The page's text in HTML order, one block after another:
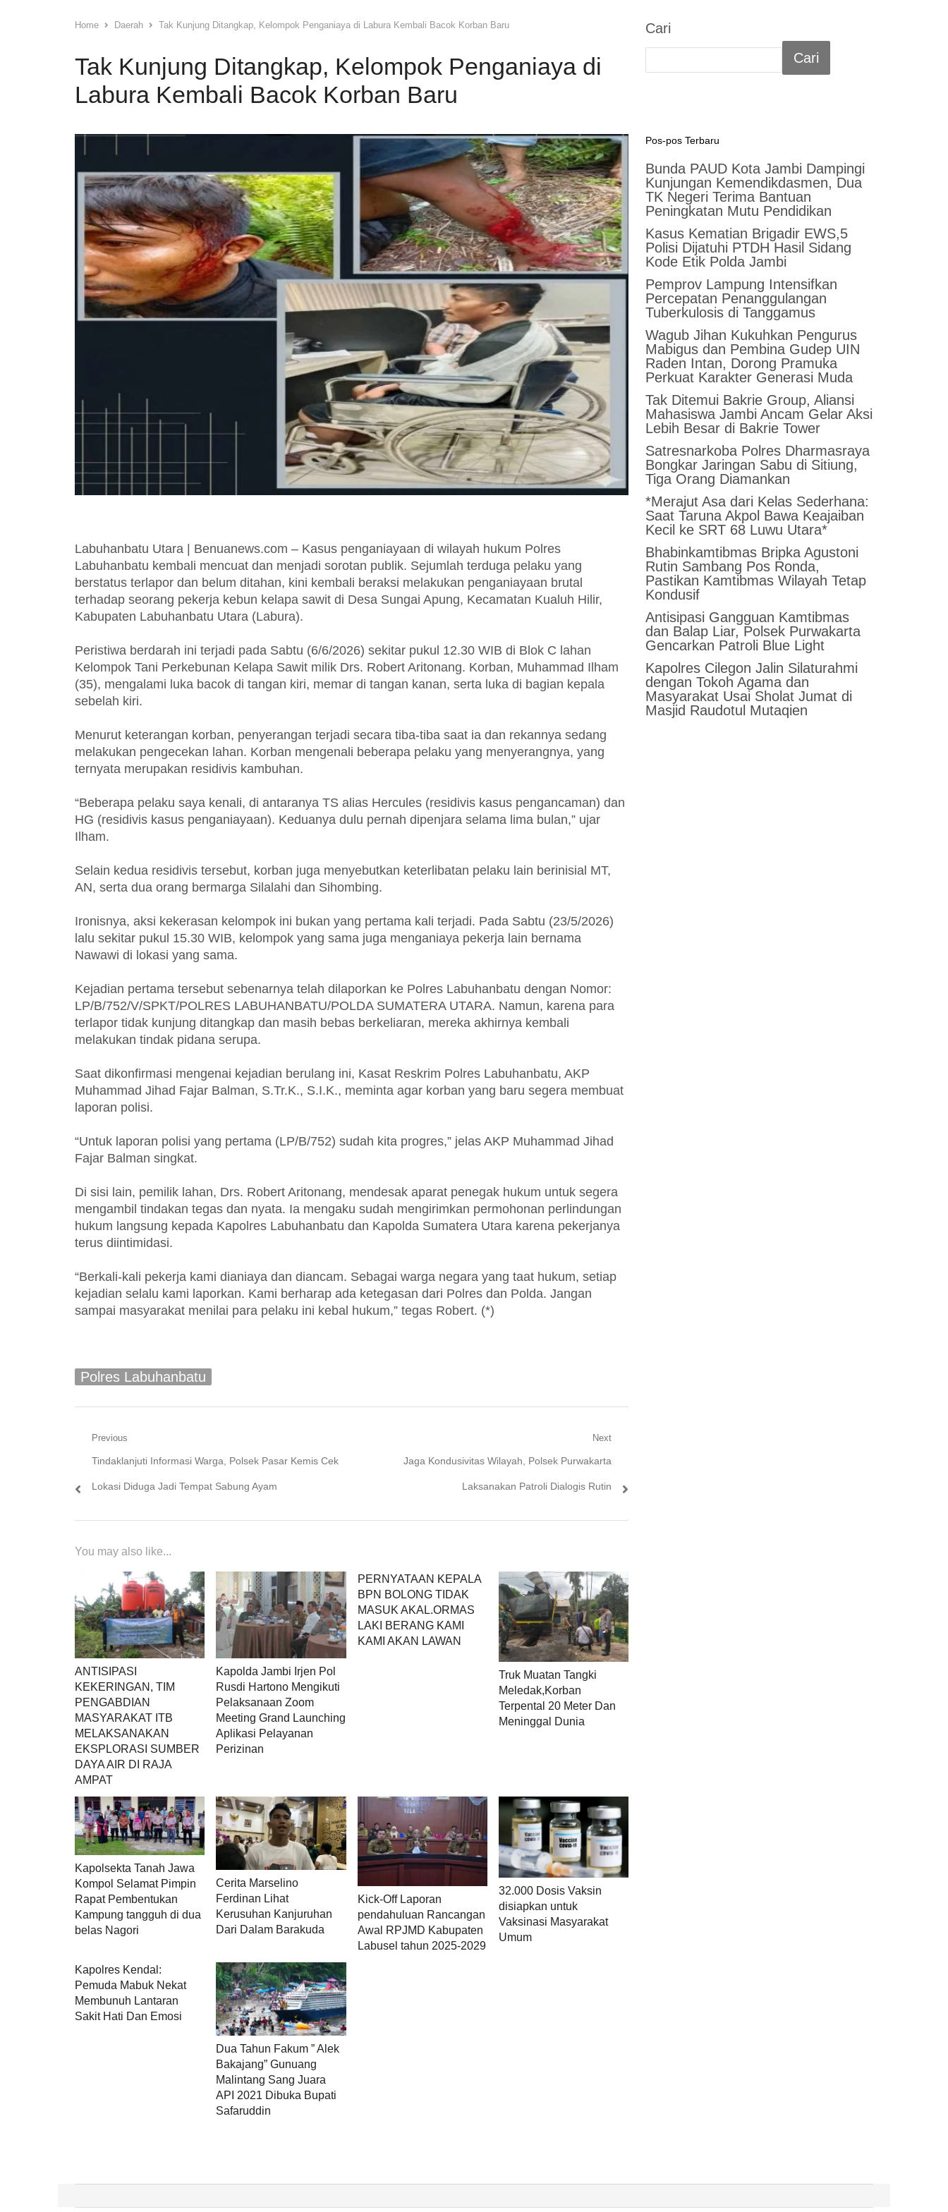
Home Daerah Tak Kunjung Ditangkap, Kelompok Penganiaya di Labura Kembali Bacok Korban Baru
Tak Kunjung Ditangkap, Kelompok Penganiaya di
Labura Kembali Bacok Korban Baru
Labuhanbatu Utara | Benuanews.com – Kasus penganiayaan di wilayah hukum Polres
Labuhanbatu kembali mencuat dan menjadi sorotan publik. Sejumlah terduga pelaku yang
berstatus terlapor dan belum ditahan, kini kembali beraksi melakukan penganiayaan brutal
terhadap seorang pekerja kebun kelapa sawit di Desa Sungai Apung, Kecamatan Kualuh Hilir,
Kabupaten Labuhanbatu Utara (Labura).
Peristiwa berdarah ini terjadi pada Sabtu (6/6/2026) sekitar pukul 12.30 WIB di Blok C lahan
Kelompok Tani Perkebunan Kelapa Sawit milik Drs. Robert Aritonang. Korban, Muhammad Ilham
(35), mengalami luka bacok di tangan kiri, memar di tangan kanan, serta luka di bagian kepala
sebelah kiri.
Menurut keterangan korban, penyerangan terjadi secara tiba-tiba saat ia dan rekannya sedang
melakukan pengecekan lahan. Korban mengenali beberapa pelaku yang menyerangnya, yang
ternyata merupakan residivis kambuhan.
“Beberapa pelaku saya kenali, di antaranya TS alias Hercules (residivis kasus pengancaman) dan
HG (residivis kasus penganiayaan). Keduanya dulu pernah dipenjara selama lima bulan,” ujar
Ilham.
Selain kedua residivis tersebut, korban juga menyebutkan keterlibatan pelaku lain berinisial MT,
AN, serta dua orang bermarga Silalahi dan Sihombing.
Ironisnya, aksi kekerasan kelompok ini bukan yang pertama kali terjadi. Pada Sabtu (23/5/2026)
lalu sekitar pukul 15.30 WIB, kelompok yang sama juga menganiaya pekerja lain bernama
Nawawi di lokasi yang sama.
Kejadian pertama tersebut sebenarnya telah dilaporkan ke Polres Labuhanbatu dengan Nomor:
LP/B/752/V/SPKT/POLRES LABUHANBATU/POLDA SUMATERA UTARA. Namun, karena para
terlapor tidak kunjung ditangkap dan masih bebas berkeliaran, mereka akhirnya kembali
melakukan tindak pidana serupa.
Saat dikonfirmasi mengenai kejadian berulang ini, Kasat Reskrim Polres Labuhanbatu, AKP
Muhammad Jihad Fajar Balman, S.Tr.K., S.I.K., meminta agar korban yang baru segera membuat
laporan polisi.
“Untuk laporan polisi yang pertama (LP/B/752) sudah kita progres,” jelas AKP Muhammad Jihad
Fajar Balman singkat.
Di sisi lain, pemilik lahan, Drs. Robert Aritonang, mendesak aparat penegak hukum untuk segera
mengambil tindakan tegas dan nyata. Ia mengaku sudah mengirimkan permohonan perlindungan
hukum langsung kepada Kapolres Labuhanbatu dan Kapolda Sumatera Utara karena pekerjanya
terus diintimidasi.
“Berkali-kali pekerja kami dianiaya dan diancam. Sebagai warga negara yang taat hukum, setiap
kejadian selalu kami laporkan. Kami berharap ada ketegasan dari Polres dan Polda. Jangan
sampai masyarakat menilai para pelaku ini kebal hukum,” tegas Robert. (*)
Polres Labuhanbatu
Navigasi
pos
Previous
Previous
post:
Tindaklanjuti Informasi Warga, Polsek Pasar Kemis Cek
Lokasi Diduga Jadi Tempat Sabung Ayam
Next
Next
Jaga Kondusivitas Wilayah, Polsek Purwakarta
Laksanakan Patroli Dialogis Rutin
You may also like...
ANTISIPASI
KEKERINGAN, TIM
PENGABDIAN
MASYARAKAT ITB
MELAKSANAKAN
EKSPLORASI SUMBER
DAYA AIR DI RAJA
AMPAT
Kapolda Jambi Irjen Pol
Rusdi Hartono Mengikuti
Pelaksanaan Zoom
Meeting Grand Launching
Aplikasi Pelayanan
Perizinan
PERNYATAAN KEPALA
BPN BOLONG TIDAK
MASUK AKAL.ORMAS
LAKI BERANG KAMI
KAMI AKAN LAWAN
Truk Muatan Tangki
Meledak,Korban
Terpental 20 Meter Dan
Meninggal Dunia
Kapolsekta Tanah Jawa
Kompol Selamat Pimpin
Rapat Pembentukan
Kampung tangguh di dua
belas Nagori
Cerita Marselino
Ferdinan Lihat
Kerusuhan Kanjuruhan
Dari Dalam Barakuda
Kick-Off Laporan
pendahuluan Rancangan
Awal RPJMD Kabupaten
Labusel tahun 2025-2029
32.000 Dosis Vaksin
disiapkan untuk
Vaksinasi Masyarakat
Umum
Kapolres Kendal:
Pemuda Mabuk Nekat
Membunuh Lantaran
Sakit Hati Dan Emosi
Dua Tahun Fakum ” Alek
Bakajang” Gunuang
Malintang Sang Juara
API 2021 Dibuka Bupati
Safaruddin
Cari
Cari
Pos-pos Terbaru
Bunda PAUD Kota Jambi Dampingi
Kunjungan Kemendikdasmen, Dua
TK Negeri Terima Bantuan
Peningkatan Mutu Pendidikan
Kasus Kematian Brigadir EWS,5
Polisi Dijatuhi PTDH Hasil Sidang
Kode Etik Polda Jambi
Pemprov Lampung Intensifkan
Percepatan Penanggulangan
Tuberkulosis di Tanggamus
Wagub Jihan Kukuhkan Pengurus
Mabigus dan Pembina Gudep UIN
Raden Intan, Dorong Pramuka
Perkuat Karakter Generasi Muda
Tak Ditemui Bakrie Group, Aliansi
Mahasiswa Jambi Ancam Gelar Aksi
Lebih Besar di Bakrie Tower
Satresnarkoba Polres Dharmasraya
Bongkar Jaringan Sabu di Sitiung,
Tiga Orang Diamankan
*Merajut Asa dari Kelas Sederhana:
Saat Taruna Akpol Bawa Keajaiban
Kecil ke SRT 68 Luwu Utara*
Bhabinkamtibmas Bripka Agustoni
Rutin Sambang Pos Ronda,
Pastikan Kamtibmas Wilayah Tetap
Kondusif
Antisipasi Gangguan Kamtibmas
dan Balap Liar, Polsek Purwakarta
Gencarkan Patroli Blue Light
Kapolres Cilegon Jalin Silaturahmi
dengan Tokoh Agama dan
Masyarakat Usai Sholat Jumat di
Masjid Raudotul Mutaqien